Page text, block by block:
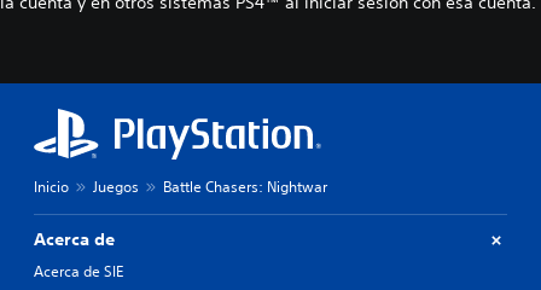
Inicio Juegos Battle Chasers: Nightwar
Acerca de
Acerca de SIE